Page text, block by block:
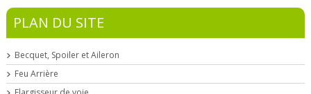
PLAN DU SITE
Becquet, Spoiler et Aileron
Feu Arrière